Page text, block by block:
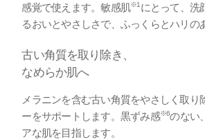
感覚で使えます。敏感肌※1にとって、洗
るおいとやさしさで、ふっくらとハリの
古い角質を取り除き、
なめらか肌へ
メラニンを含む古い角質をやさしく取り
ーをサポートします。黒ずみ感※6のない
アな肌を目指します。